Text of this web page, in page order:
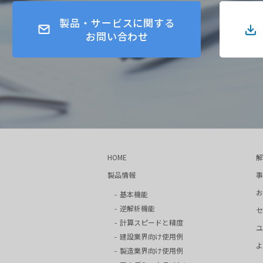
製品・サービスに関する
お問い合わせ
HOME
製品情報
基本機能
逆解析機能
計算スピードと精度
建設業界向け使用例
製造業界向け使用例